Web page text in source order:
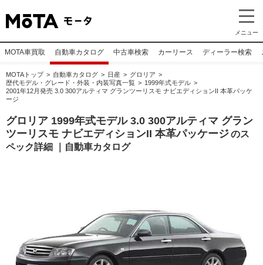
メニュー
MOTA車買取 自動車カタログ 中古車検索 カーリース ディーラー検索
MOTAトップ 自動車カタログ 日産
グロリア
歴代モデル・グレード・外装・内装写真一覧
1999年式モデル
2001年12月発売 3.0 300アルティマ グランツーリスモ ナビエディションII 本革パッケ
ージ
グロリア 1999年式モデル 3.0 300アルティマ グラン
ツーリスモ ナビエディションII 本革パッケージのス
ペック詳細 ｜自動車カタログ